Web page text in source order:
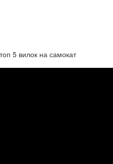
5 вилок на самокат